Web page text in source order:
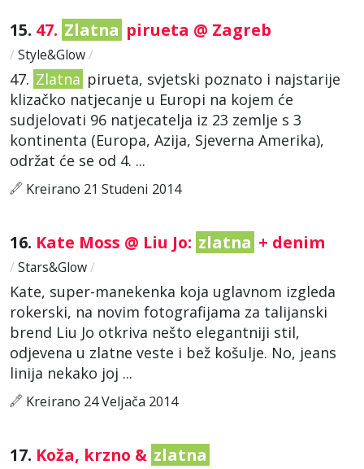
15. 47. Zlatna pirueta @ Zagreb
/ Style&Glow/
47. Zlatna pirueta, svjetski poznato i najstarije
klizačko natjecanje u Europi na kojem će
sudjelovati 96 natjecatelja iz 23 zemlje s 3
kontinenta (Europa, Azija, Sjeverna Amerika),
održat će se od 4. ...
Kreirano 21 Studeni 2014
16. Kate Moss @ Liu Jo: zlatna + denim
/ Stars&Glow/
Kate, super-manekenka koja uglavnom izgleda
rokerski, na novim fotografijama za talijanski
brend Liu Jo otkriva nešto elegantniji stil,
odjevena u zlatne veste i bež košulje. No, jeans
linija nekako joj ...
Kreirano 24 Veljača 2014
17. Koža, krzno & zlatna